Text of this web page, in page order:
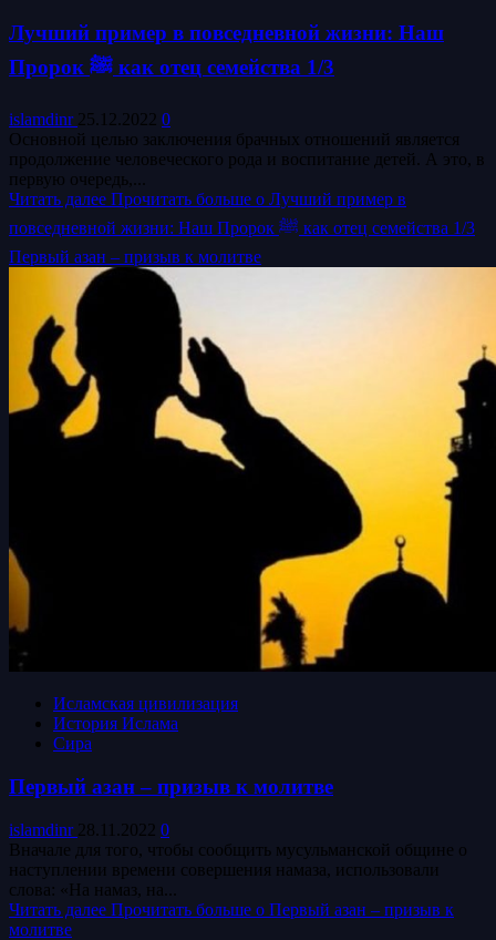
Лучший пример в повседневной жизни: Наш
Пророк ﷺ как отец семейства 1/3
islamdinr 25.12.2022 0
Основной целью заключения брачных отношений является
продолжение человеческого рода и воспитание детей. А это, в
первую очередь,...
Читать далее Прочитать больше о Лучший пример в
повседневной жизни: Наш Пророк ﷺ как отец семейства 1/3
Первый азан – призыв к молитве
Исламская цивилизация
История Ислама
Сира
Первый азан – призыв к молитве
islamdinr 28.11.2022 0
Вначале для того, чтобы сообщить мусульманской общине о
наступлении времени совершения намаза, использовали
слова: «На намаз, на...
Читать далее Прочитать больше о Первый азан – призыв к
молитве